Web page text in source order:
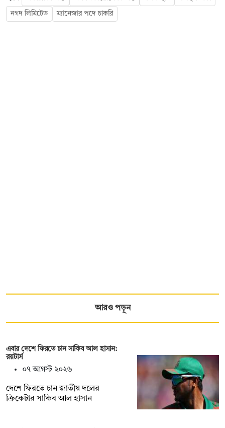
নগদ লিমিটেড ম্যানেজার পদে চাকরি
আরও পড়ুন
এবার দেশে ফিরতে চান সাকিব আল হাসান:
রয়টার্স
০৭ আগস্ট ২০২৬
দেশে ফিরতে চান জাতীয় দলের
ক্রিকেটার সাকিব আল হাসান